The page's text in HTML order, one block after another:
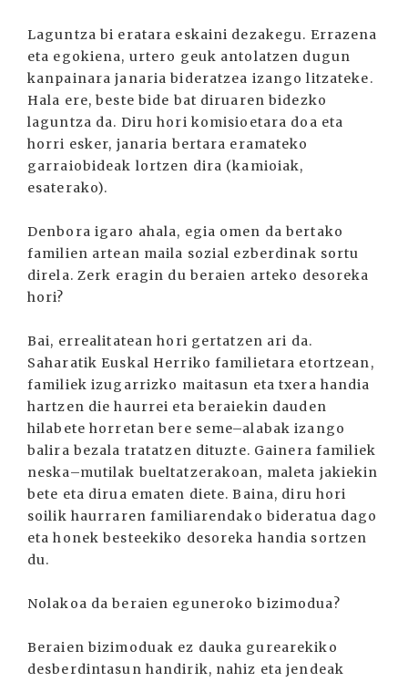
Laguntza bi eratara eskaini dezakegu. Errazena
eta egokiena, urtero geuk antolatzen dugun
kanpainara janaria bideratzea izango litzateke.
Hala ere, beste bide bat diruaren bidezko
laguntza da. Diru hori komisioetara doa eta
horri esker, janaria bertara eramateko
garraiobideak lortzen dira (kamioiak,
esaterako).
Denbora igaro ahala, egia omen da bertako
familien artean maila sozial ezberdinak sortu
direla. Zerk eragin du beraien arteko desoreka
hori?
Bai, errealitatean hori gertatzen ari da.
Saharatik Euskal Herriko familietara etortzean,
familiek izugarrizko maitasun eta txera handia
hartzen die haurrei eta beraiekin dauden
hilabete horretan bere seme–alabak izango
balira bezala tratatzen dituzte. Gainera familiek
neska–mutilak bueltatzerakoan, maleta jakiekin
bete eta dirua ematen diete. Baina, diru hori
soilik haurraren familiarendako bideratua dago
eta honek besteekiko desoreka handia sortzen
du.
Nolakoa da beraien eguneroko bizimodua?
Beraien bizimoduak ez dauka gurearekiko
desberdintasun handirik, nahiz eta jendeak